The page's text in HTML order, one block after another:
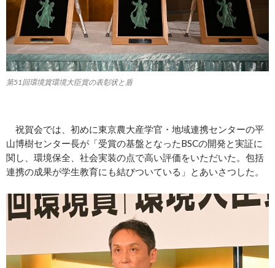
第51回環境賞環境大臣賞の表彰状と盾
祝賀会では、初めに東京農大産学官・地域連携センターの平
山博樹センター長が「受賞の基盤となったBSCの開発と実証に
関し、環境保全、社会実装の点で高い評価をいただいた。包括
連携の成果が学生教育にも結びついている」とあいさつした。